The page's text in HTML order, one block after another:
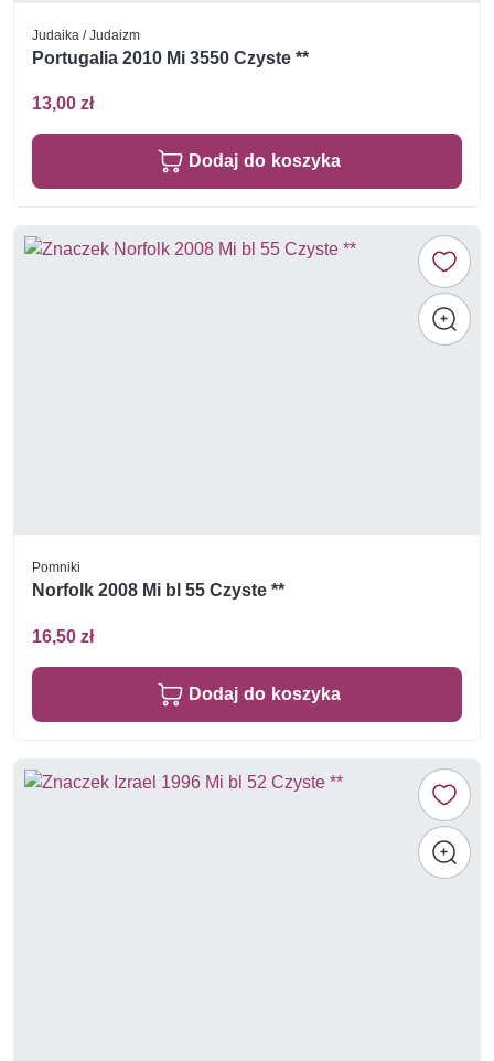
Judaika / Judaizm
Portugalia 2010 Mi 3550 Czyste **
13,00 zł
Dodaj do koszyka
Pomniki
Norfolk 2008 Mi bl 55 Czyste **
16,50 zł
Dodaj do koszyka